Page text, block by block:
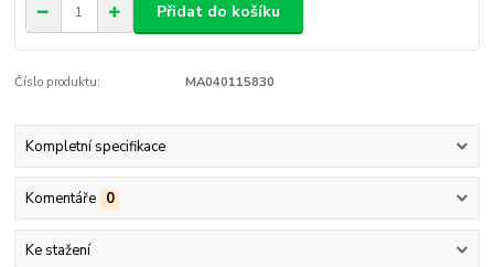
Přidat do košíku
Číslo produktu: MA040115830
Kompletní specifikace
Komentáře 0
Ke stažení